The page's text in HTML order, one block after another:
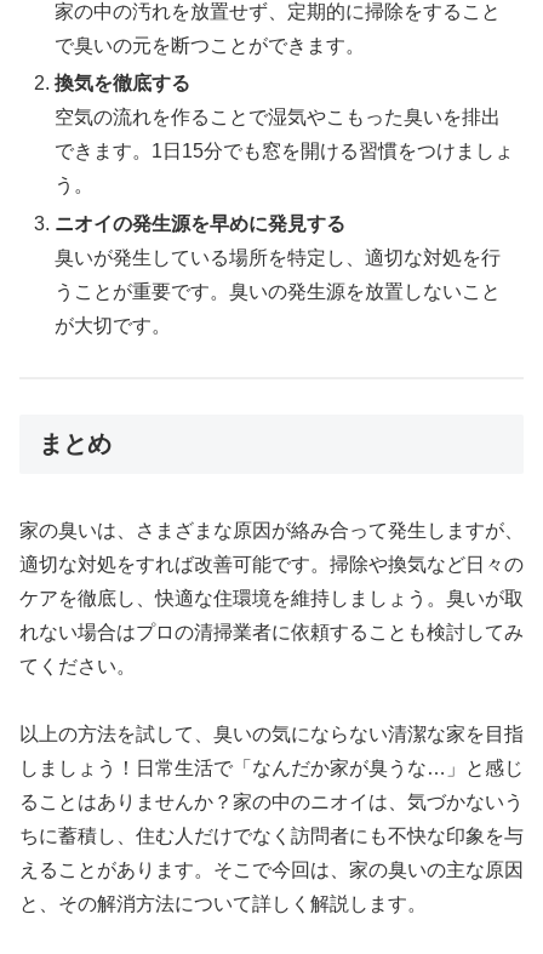
家の中の汚れを放置せず、定期的に掃除をすること
で臭いの元を断つことができます。
換気を徹底する
空気の流れを作ることで湿気やこもった臭いを排出
できます。1日15分でも窓を開ける習慣をつけましょ
う。
ニオイの発生源を早めに発見する
臭いが発生している場所を特定し、適切な対処を行
うことが重要です。臭いの発生源を放置しないこと
が大切です。
まとめ
家の臭いは、さまざまな原因が絡み合って発生しますが、
適切な対処をすれば改善可能です。掃除や換気など日々の
ケアを徹底し、快適な住環境を維持しましょう。臭いが取
れない場合はプロの清掃業者に依頼することも検討してみ
てください。
以上の方法を試して、臭いの気にならない清潔な家を目指
しましょう！日常生活で「なんだか家が臭うな…」と感じ
ることはありませんか？家の中のニオイは、気づかないう
ちに蓄積し、住む人だけでなく訪問者にも不快な印象を与
えることがあります。そこで今回は、家の臭いの主な原因
と、その解消方法について詳しく解説します。